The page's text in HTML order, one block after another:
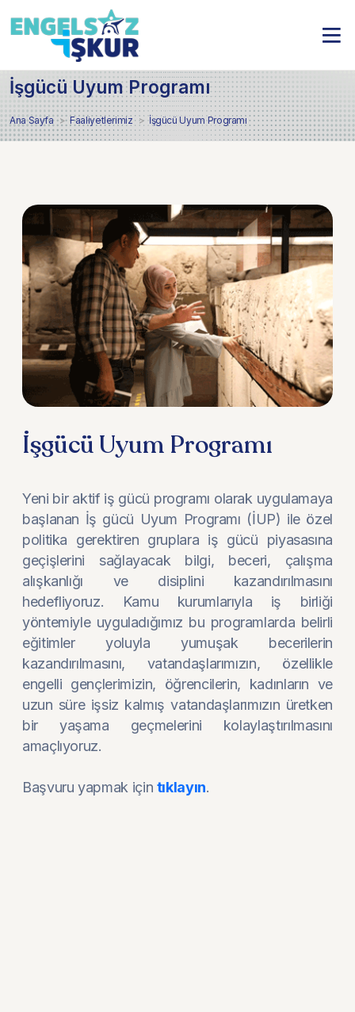
İşgücü Uyum Programı
Ana Sayfa Faaliyetlerimiz İşgücü Uyum Programı
İşgücü Uyum Programı
Yeni bir aktif iş gücü programı olarak uygulamaya
başlanan İş gücü Uyum Programı (İUP) ile özel
politika gerektiren gruplara iş gücü piyasasına
geçişlerini sağlayacak bilgi, beceri, çalışma
alışkanlığı ve disiplini kazandırılmasını
hedefliyoruz. Kamu kurumlarıyla iş birliği
yöntemiyle uyguladığımız bu programlarda belirli
eğitimler yoluyla yumuşak becerilerin
kazandırılmasını, vatandaşlarımızın, özellikle
engelli gençlerimizin, öğrencilerin, kadınların ve
uzun süre işsiz kalmış vatandaşlarımızın üretken
bir yaşama geçmelerini kolaylaştırılmasını
amaçlıyoruz.
Başvuru yapmak için tıklayın.